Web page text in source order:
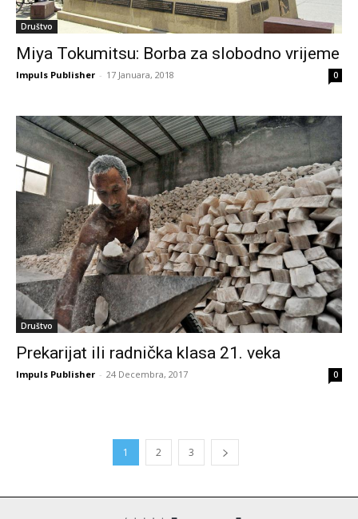
Društvo
Miya Tokumitsu: Borba za slobodno vrijeme
Impuls Publisher - 17 Januara, 2018 0
Društvo
Prekarijat ili radnička klasa 21. veka
Impuls Publisher - 24 Decembra, 2017 0
1 2 3